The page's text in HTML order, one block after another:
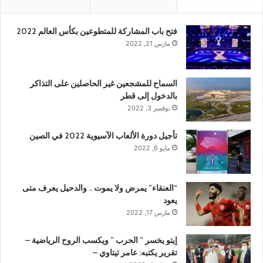
فتح باب المشاركة للمتطوعين بكأس العالم 2022
مارس 21, 2022
السماح للمشجعين غير الحاصلين على التذاكر
بالدخول إلى قطر
نوفمبر 3, 2022
تأجيل دورة الألعاب الآسيوية 2022 في الصين
مايو 6, 2022
“العنقاء” يمرض ولا يموت .. والدحيل يعرف متى
يعود
مارس 17, 2022
إيتو يخسر ” الحرب ” ويكسب الروح الرياضية –
تقرير يكتبه: عامر تيتاوي –